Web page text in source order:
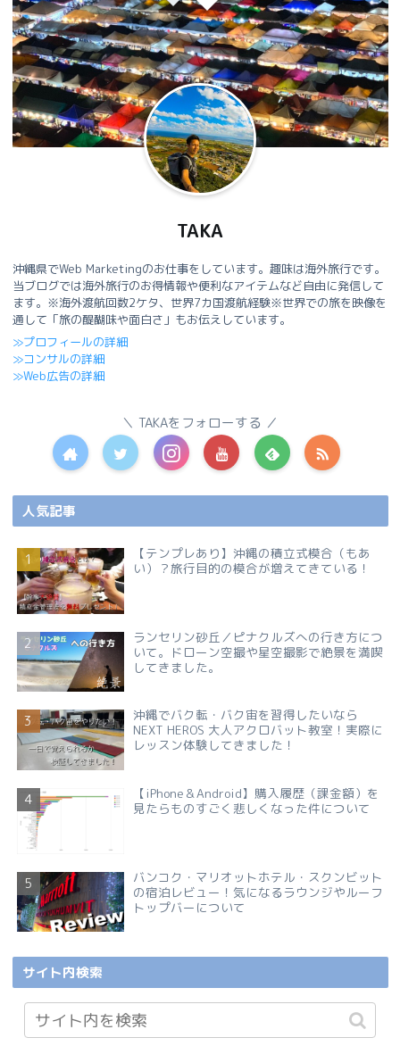
TAKA
沖縄県でWeb Marketingのお仕事をしています。趣味は海外旅行です。
当ブログでは海外旅行のお得情報や便利なアイテムなど自由に発信して
ます。※海外渡航回数2ケタ、世界7カ国渡航経験※世界での旅を映像を
通して「旅の醍醐味や面白さ」もお伝えしています。
≫プロフィールの詳細
≫コンサルの詳細
≫Web広告の詳細
TAKAをフォローする
人気記事
【テンプレあり】沖縄の積立式模合（もあ
い）？旅行目的の模合が増えてきている！
ランセリン砂丘／ピナクルズへの行き方につ
いて。ドローン空撮や星空撮影で絶景を満喫
してきました。
沖縄でバク転・バク宙を習得したいなら
NEXT HEROS 大人アクロバット教室！実際に
レッスン体験してきました！
【iPhone＆Android】購入履歴（課金額）を
見たらものすごく悲しくなった件について
バンコク・マリオットホテル・スクンビット
の宿泊レビュー！気になるラウンジやルーフ
トップバーについて
サイト内検索